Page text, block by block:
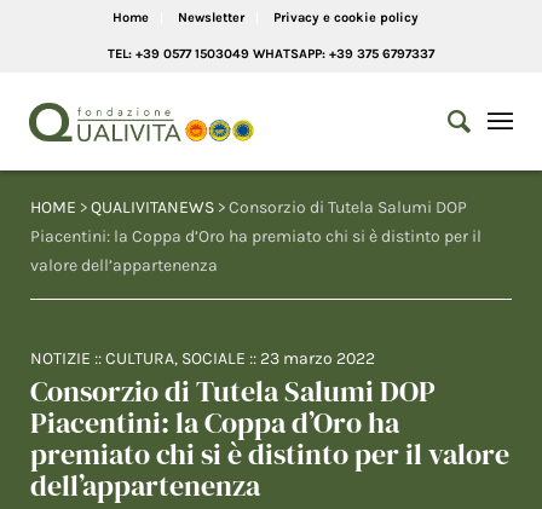
Home Newsletter Privacy e cookie policy
TEL: +39 0577 1503049 WHATSAPP: +39 375 6797337
HOME >QUALIVITANEWS > Consorzio di Tutela Salumi DOP
Piacentini: la Coppa d’Oro ha premiato chi si è distinto per il
valore dell’appartenenza
NOTIZIE ::CULTURA, SOCIALE :: 23 marzo 2022
Consorzio di Tutela Salumi DOP
Piacentini: la Coppa d’Oro ha
premiato chi si è distinto per il valore
dell’appartenenza